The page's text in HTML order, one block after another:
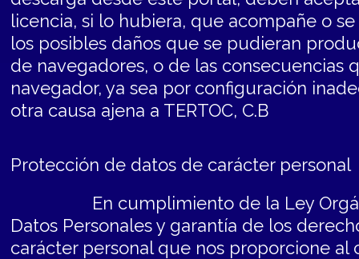
licencia, si lo hubiera, que acompañe o
los posibles daños que se pudieran
de navegadores, o de las
navegador, ya sea por configuración
otra causa ajena a TERTOC, C.B
Protección de datos de carácter personal
En cumplimiento de la Ley
Datos Personales y garantía de los
carácter personal que nos proporcione